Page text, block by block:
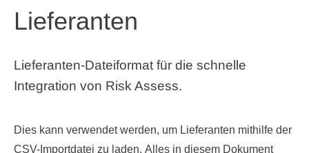
Lieferanten
Lieferanten-Dateiformat für die schnelle
Integration von Risk Assess.
Dies kann verwendet werden, um Lieferanten mithilfe der
CSV-Importdatei zu laden. Alles in diesem Dokument